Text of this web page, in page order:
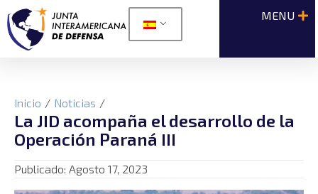
Inicio / Noticias /
La JID acompaña el desarrollo de la
Operación Paraná III
Publicado: Agosto 17, 2023